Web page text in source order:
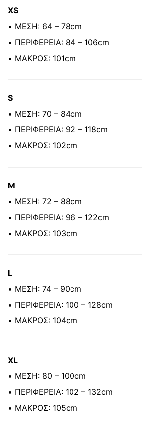
XS
• ΜΕΣΗ: 64 – 78cm
• ΠΕΡΙΦΕΡΕΙΑ: 84 – 106cm
• ΜΑΚΡΟΣ: 101cm
S
• ΜΕΣΗ: 70 – 84cm
• ΠΕΡΙΦΕΡΕΙΑ: 92 – 118cm
• ΜΑΚΡΟΣ: 102cm
M
• ΜΕΣΗ: 72 – 88cm
• ΠΕΡΙΦΕΡΕΙΑ: 96 – 122cm
• ΜΑΚΡΟΣ: 103cm
L
• ΜΕΣΗ: 74 – 90cm
• ΠΕΡΙΦΕΡΕΙΑ: 100 – 128cm
• ΜΑΚΡΟΣ: 104cm
XL
• ΜΕΣΗ: 80 – 100cm
• ΠΕΡΙΦΕΡΕΙΑ: 102 – 132cm
• ΜΑΚΡΟΣ: 105cm